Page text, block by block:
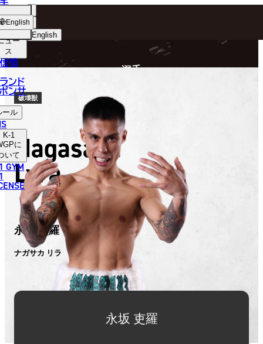
English
中文（简体）
中文（繁體）
العربية
ョッ
プ
ュー
ス
情
ンド
ンサ
ール
K-1
に
いて
GYM
English
選手
破壊獣
Nagasaka
Lyra
永坂 吏羅
ナガサカ リラ
永坂 吏羅